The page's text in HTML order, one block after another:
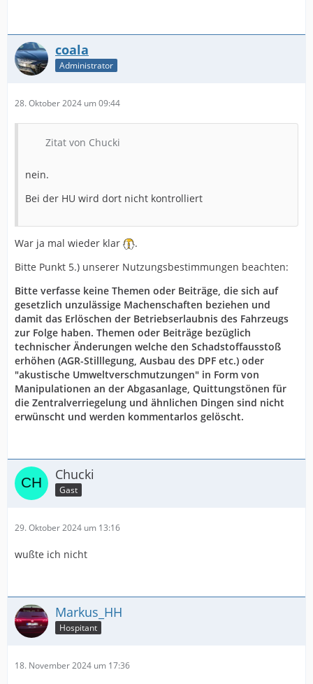
coala
Administrator
28. Oktober 2024 um 09:44
Zitat von Chucki
nein.
Bei der HU wird dort nicht kontrolliert
War ja mal wieder klar
.
Bitte Punkt 5.) unserer Nutzungsbestimmungen beachten:
Bitte verfasse keine Themen oder Beiträge, die sich auf
gesetzlich unzulässige Machenschaften beziehen und
damit das Erlöschen der Betriebserlaubnis des Fahrzeugs
zur Folge haben. Themen oder Beiträge bezüglich
technischer Änderungen welche den Schadstoffausstoß
erhöhen (AGR-Stilllegung, Ausbau des DPF etc.) oder
"akustische Umweltverschmutzungen" in Form von
Manipulationen an der Abgasanlage, Quittungstönen für
die Zentralverriegelung und ähnlichen Dingen sind nicht
erwünscht und werden kommentarlos gelöscht.
Chucki
Gast
29. Oktober 2024 um 13:16
wußte ich nicht
Markus_HH
Hospitant
18. November 2024 um 17:36